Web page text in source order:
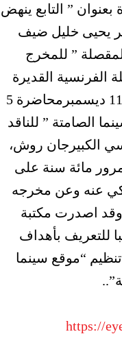
10 ديسمبر.محاضرة 5 مساء محاضرة بعنوان ” التابع ينهض
يحيى خليل ضيف
” مصعد الى المقصلة ” للمخرج
الفرنسية القديرة
جان مورو. يقدم للفيلم ويدير المناقشة بعد العرض الناقد صلاح هاشم.. –الإثنين 11 ديسمبرمحاضرة 5
الصامتة ” للناقد
الفرنسي الكبيرجان روش،
مائة سنة على
عنه وعن مخرجه
وقد اصدرت مكتبة
للتعريف بأهداف
تنظيم “موقع سينما
https://